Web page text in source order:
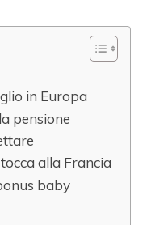
in Europa
pensione
alla Francia
baby